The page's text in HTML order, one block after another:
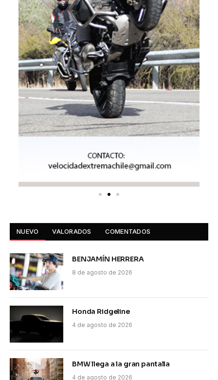
NUEVO VALORADOS COMENTADOS
BENJAMÍN HERRERA
8 de agosto de 2026
Honda Ridgeline
4 de agosto de 2026
BMW llega a la gran pantalla
4 de agosto de 2026